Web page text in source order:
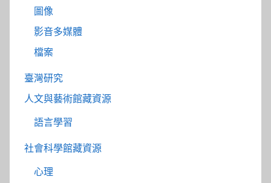
圖像
影音多媒體
檔案
臺灣研究
人文與藝術館藏資源
語言學習
社會科學館藏資源
心理